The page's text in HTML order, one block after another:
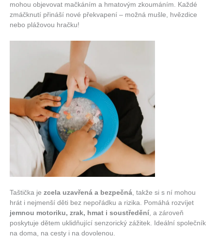
mohou objevovat mačkáním a hmatovým zkoumáním. Každé
zmáčknutí přináší nové překvapení – možná mušle, hvězdice
nebo plážovou hračku!
Taštička je zcela uzavřená a bezpečná, takže si s ní mohou
hrát i nejmenší děti bez nepořádku a rizika. Pomáhá rozvíjet
jemnou motoriku, zrak, hmat i soustředění, a zároveň
poskytuje dětem uklidňující senzorický zážitek. Ideální společník
na doma, na cesty i na dovolenou.